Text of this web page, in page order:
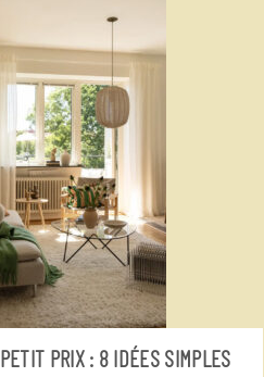
PRIX : 8 IDÉES SIMPLES